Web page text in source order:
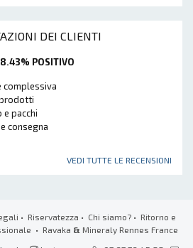
DEI CLIENTI
POSITIVO
complessiva
pacchi
consegna
VEDI TUTTE LE RECENSIONI
• Riservatezza • Chi siamo?• Ritorno e
• Ravaka & Mineraly Rennes France